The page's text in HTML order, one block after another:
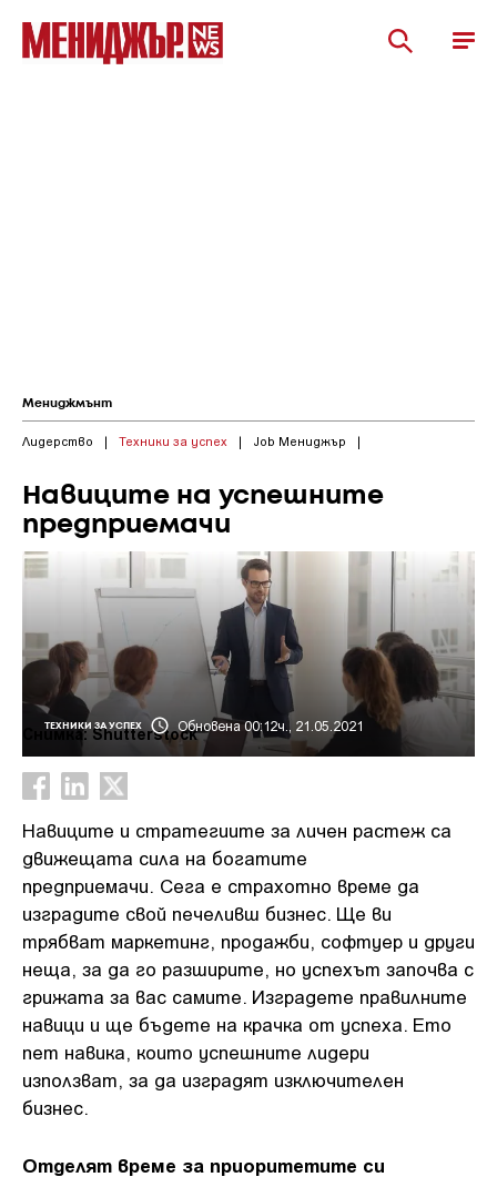
Мениджмънт
Лидерство | Техники за успех | Job Мениджър |
Навиците на успешните
предприемачи
ТЕХНИКИ ЗА УСПЕХ Обновена 00:12ч., 21.05.2021
Снимка: Shutterstock
Навиците и стратегиите за личен растеж са
движещата сила на богатите
предприемачи. Сега е страхотно време да
изградите свой печеливш бизнес. Ще ви
трябват маркетинг, продажби, софтуер и други
неща, за да го разширите, но успехът започва с
грижата за вас самите. Изградете правилните
навици и ще бъдете на крачка от успеха. Ето
пет навика, които успешните лидери
използват, за да изградят изключителен
бизнес.
Отделят време за приоритетите си